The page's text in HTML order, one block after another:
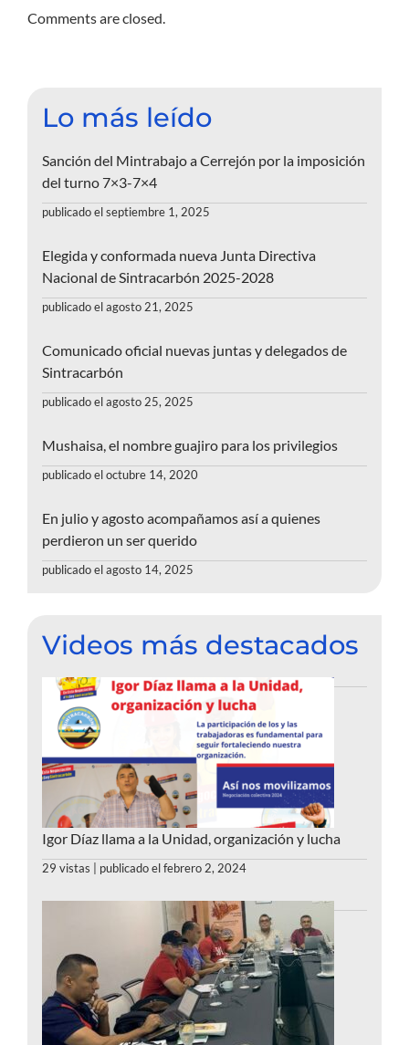
Comments are closed.
Lo más leído
Sanción del Mintrabajo a Cerrejón por la imposición
del turno 7×3-7×4
publicado el septiembre 1, 2025
Elegida y conformada nueva Junta Directiva
Nacional de Sintracarbón 2025-2028
publicado el agosto 21, 2025
Comunicado oficial nuevas juntas y delegados de
Sintracarbón
publicado el agosto 25, 2025
Mushaisa, el nombre guajiro para los privilegios
publicado el octubre 14, 2020
En julio y agosto acompañamos así a quienes
perdieron un ser querido
publicado el agosto 14, 2025
Videos más destacados
Igor Díaz llama a la Unidad, organización y lucha
29 vistas | publicado el febrero 2, 2024